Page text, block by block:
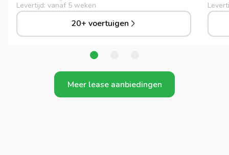
Levertijd: vanaf 5 weken
20+ voertuigen
Meer lease aanbiedingen